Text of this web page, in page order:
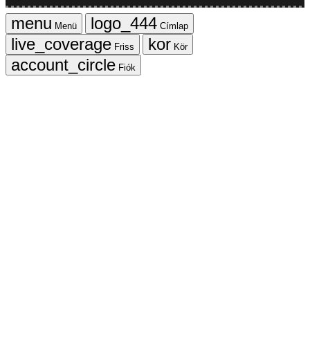
Menü
Címlap
Friss
Kör
Fiók